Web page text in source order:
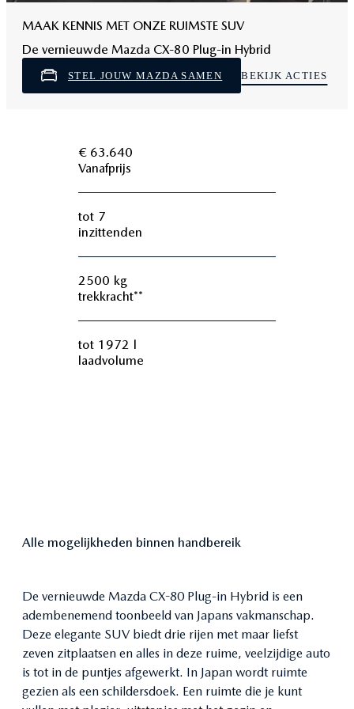
MAAK KENNIS MET ONZE RUIMSTE SUV
De vernieuwde Mazda CX‑80 Plug-in Hybrid
STEL JOUW MAZDA SAMEN BEKIJK ACTIES
€ 63.640
Vanafprijs
tot 7
inzittenden
2500 kg
trekkracht**
tot 1972 l
laadvolume
Alle mogelijkheden binnen handbereik
De vernieuwde Mazda CX-80 Plug-in Hybrid is een
adembenemend toonbeeld van Japans vakmanschap.
Deze elegante SUV biedt drie rijen met maar liefst
zeven zitplaatsen en alles in deze ruime, veelzijdige auto
is tot in de puntjes afgewerkt. In Japan wordt ruimte
gezien als een schildersdoek. Een ruimte die je kunt
01
Volop ruimte en optimaal comfort
Met voldoende zitruimte voor maar liefst zeven personen is de
Mazda CX-80 onze ruimste SUV. Binnen profiteer je van
02
In de fraaie contouren zie je de stijlvolle elegantie van onze
Kodo designtaal terug en door de subliem afgewerkte
oppervlakken maakt de auto een sierlijke en toch stoere indruk.